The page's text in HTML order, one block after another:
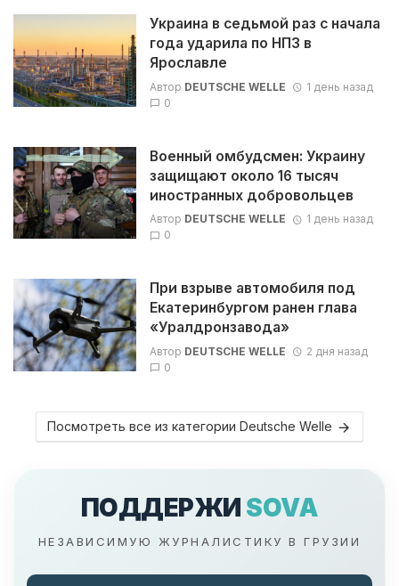
Украина в седьмой раз с начала
года ударила по НПЗ в
Ярославле
Автор DEUTSCHE WELLE
1 день назад
0
Военный омбудсмен: Украину
защищают около 16 тысяч
иностранных добровольцев
Автор DEUTSCHE WELLE
1 день назад
0
При взрыве автомобиля под
Екатеринбургом ранен глава
«Уралдронзавода»
Автор DEUTSCHE WELLE
2 дня назад
0
Посмотреть все из категории Deutsche Welle
ПОДДЕРЖИ SOVA
НЕЗАВИСИМУЮ ЖУРНАЛИСТИКУ В ГРУЗИИ